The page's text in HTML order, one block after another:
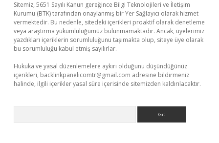
Sitemiz, 5651 Sayılı Kanun gereğince Bilgi Teknolojileri ve İletişim
Kurumu (BTK) tarafından onaylanmış bir Yer Sağlayıcı olarak hizmet
vermektedir. Bu nedenle, sitedeki içerikleri proaktif olarak denetleme
veya araştırma yükümlülüğümüz bulunmamaktadır. Ancak, üyelerimiz
yazdıkları içeriklerin sorumluluğunu taşımakta olup, siteye üye olarak
bu sorumluluğu kabul etmiş sayılırlar.
Hukuka ve yasal düzenlemelere aykırı olduğunu düşündüğünüz
içerikleri, backlinkpanelicomtr@gmail.com adresine bildirmeniz
halinde, ilgili içerikler yasal süre içerisinde sitemizden kaldırılacaktır.